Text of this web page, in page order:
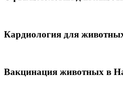
Кардиология для
Вакцинация животных в